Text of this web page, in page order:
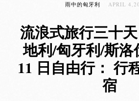
雨中的匈牙利
APRIL
流浪式旅行三十
地利/匈牙利/斯
11 日自由行： 行
宿